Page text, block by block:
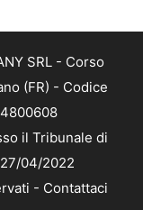
SRL - Corso
(FR) - Codice
il Tribunale di
04/2022
- Contattaci